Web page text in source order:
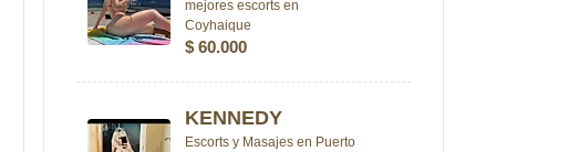
mejores escorts en
Coyhaique
$ 60.000
KENNEDY
Escorts y Masajes en Puerto